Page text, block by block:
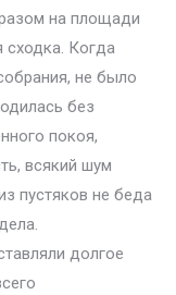
на площади
сходка. Когда
не было
без
покоя,
всякий шум
пустяков не беда
долгое